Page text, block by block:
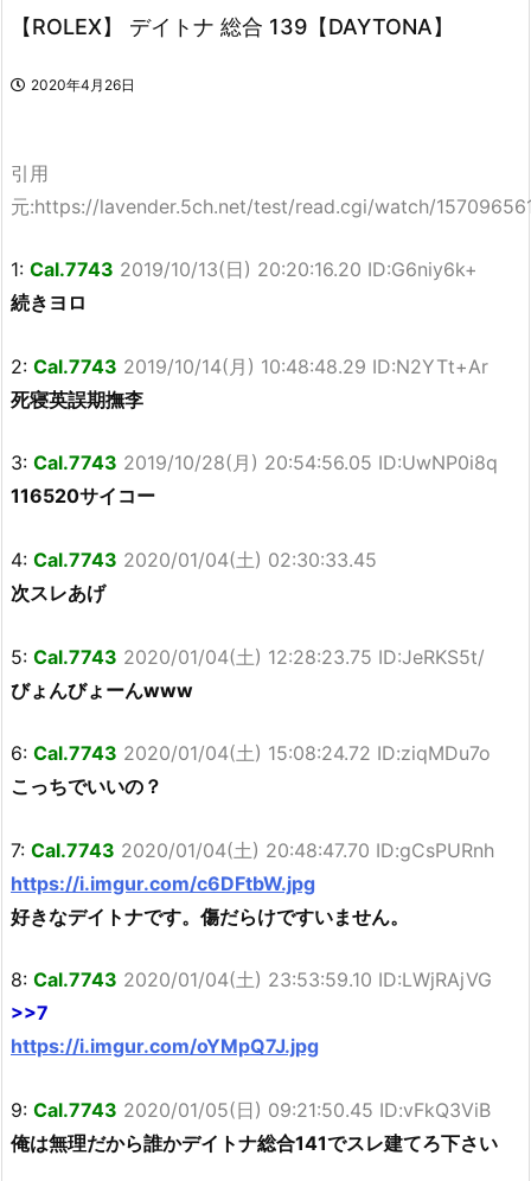
【ROLEX】 デイトナ 総合 139【DAYTONA】
2020年4月26日
引用
元:https://lavender.5ch.net/test/read.cgi/watch/
1: Cal.7743 2019/10/13(日) 20:20:16.20 ID:G6niy6k+
続きヨロ
2: Cal.7743 2019/10/14(月) 10:48:48.29 ID:N2YTt+Ar
死寝英誤期撫李
3: Cal.7743 2019/10/28(月) 20:54:56.05 ID:UwNP0i8q
116520サイコー
4: Cal.7743 2020/01/04(土) 02:30:33.45
次スレあげ
5: Cal.7743 2020/01/04(土) 12:28:23.75 ID:JeRKS5t/
びょんびょーんwww
6: Cal.7743 2020/01/04(土) 15:08:24.72 ID:ziqMDu7o
こっちでいいの？
7: Cal.7743 2020/01/04(土) 20:48:47.70 ID:gCsPURnh
https://i.imgur.com/c6DFtbW.jpg
好きなデイトナです。傷だらけですいません。
8: Cal.7743 2020/01/04(土) 23:53:59.10 ID:LWjRAjVG
>>7
https://i.imgur.com/oYMpQ7J.jpg
9: Cal.7743 2020/01/05(日) 09:21:50.45 ID:vFkQ3ViB
俺は無理だから誰かデイトナ総合141でスレ建てろ下さい